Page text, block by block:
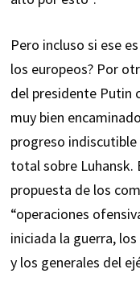
Pero incluso si ese
los europeos? Por
del presidente Putin
muy bien
progreso
total sobre Luhansk.
propuesta de los
“operaciones
iniciada la guerra,
y los generales del